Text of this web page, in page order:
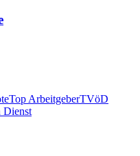
Top ArbeitgeberTVöD
Dienst